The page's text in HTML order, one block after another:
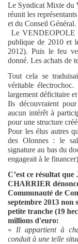
Le Syndicat Mixte du
réunit les
et du Conseil Général.
Le VENDEOPOLE
publique de 2010 et
2012). Puis le feu
donné. Les achats de
Tout cela se
véritable
largement déficitaire
Ils découvraient
aucun intérêt à
pour une structure
Pour les élus autres
des Olonnes : le
signature au bas du
engageait à le
C’est ce résultat
CHARRIER
Communauté de
septembre 2013 non
petite tranche (19
millions d'euro:
« Il appartient à
conduit à une telle